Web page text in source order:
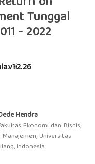
Tunggal
- 2022
Hendra
Ekonomi dan Bisnis,
Universitas
Indonesia